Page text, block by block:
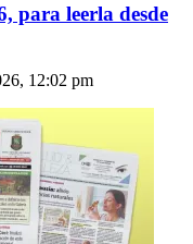
para leerla desde
12:02 pm